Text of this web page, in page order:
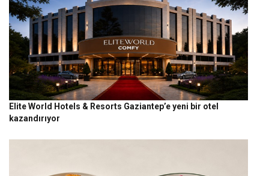
Elite World Hotels & Resorts Gaziantep’e yeni bir otel
kazandırıyor